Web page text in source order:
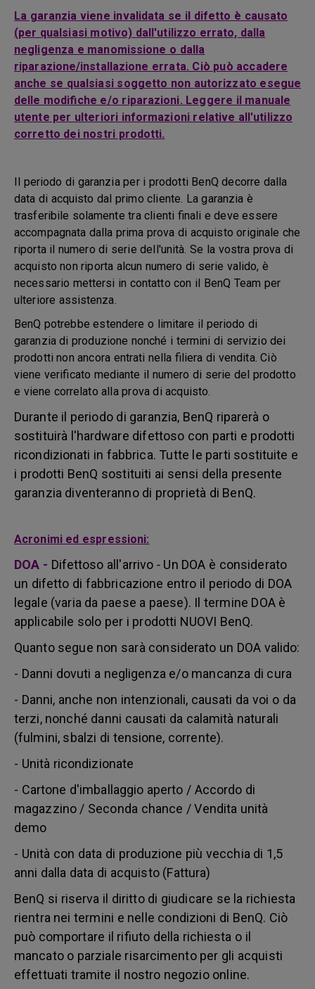
La garanzia viene invalidata se il difetto è causato
(per qualsiasi motivo) dall'utilizzo errato, dalla
negligenza e manomissione o dalla
riparazione/installazione errata. Ciò può accadere
anche se qualsiasi soggetto non autorizzato esegue
delle modifiche e/o riparazioni. Leggere il manuale
utente per ulteriori informazioni relative all'utilizzo
corretto dei nostri prodotti.
Il periodo di garanzia per i prodotti BenQ decorre dalla
data di acquisto dal primo cliente. La garanzia è
trasferibile solamente tra clienti finali e deve essere
accompagnata dalla prima prova di acquisto originale che
riporta il numero di serie dell'unità. Se la vostra prova di
acquisto non riporta alcun numero di serie valido, è
necessario mettersi in contatto con il BenQ Team per
ulteriore assistenza.
BenQ potrebbe estendere o limitare il periodo di
garanzia di produzione nonché i termini di servizio dei
prodotti non ancora entrati nella filiera di vendita. Ciò
viene verificato mediante il numero di serie del prodotto
e viene correlato alla prova di acquisto.
Durante il periodo di garanzia, BenQ riparerà o
sostituirà l'hardware difettoso con parti e prodotti
ricondizionati in fabbrica. Tutte le parti sostituite e
i prodotti BenQ sostituiti ai sensi della presente
garanzia diventeranno di proprietà di BenQ.
Acronimi ed espressioni:
DOA - Difettoso all'arrivo - Un DOA è considerato
un difetto di fabbricazione entro il periodo di DOA
legale (varia da paese a paese). Il termine DOA è
applicabile solo per i prodotti NUOVI BenQ.
Quanto segue non sarà considerato un DOA valido:
- Danni dovuti a negligenza e/o mancanza di cura
- Danni, anche non intenzionali, causati da voi o da
terzi, nonché danni causati da calamità naturali
(fulmini, sbalzi di tensione, corrente).
- Unità ricondizionate
- Cartone d'imballaggio aperto / Accordo di
magazzino / Seconda chance / Vendita unità
demo
- Unità con data di produzione più vecchia di 1,5
anni dalla data di acquisto (Fattura)
BenQ si riserva il diritto di giudicare se la richiesta
rientra nei termini e nelle condizioni di BenQ. Ciò
può comportare il rifiuto della richiesta o il
mancato o parziale risarcimento per gli acquisti
effettuati tramite il nostro negozio online.